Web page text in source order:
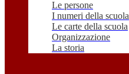
Le persone
I numeri della scuola
Le carte della scuola
Organizzazione
La storia